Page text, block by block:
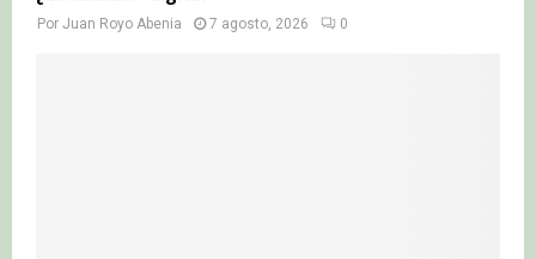
Por Juan Royo Abenia 7 agosto, 2026 0